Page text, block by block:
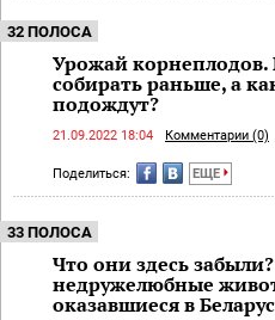
32 ПОЛОСА
Урожай корнеплодов.
собирать раньше, а
подождут?
21.09.2022 18:04 Комментарии (0)
Поделиться: ЕЩЕ
33 ПОЛОСА
Что они здесь
недружелюбные
оказавшиеся в